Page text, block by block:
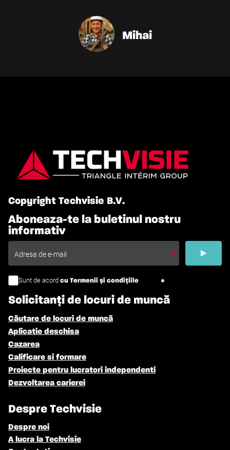
Mihai
Copyright Techvisie B.V.
Aboneaza-te la buletinul nostru
informativ
Sunt de acord cu Termenii și condițiile
Solicitanți de locuri de muncă
Căutare de locuri de muncă
Aplicatie deschisa
Cazarea
Calificare si formare
Proiecte pentru lucratori independenti
Dezvoltarea carierei
Despre Techvisie
Despre noi
A lucra la Techvisie